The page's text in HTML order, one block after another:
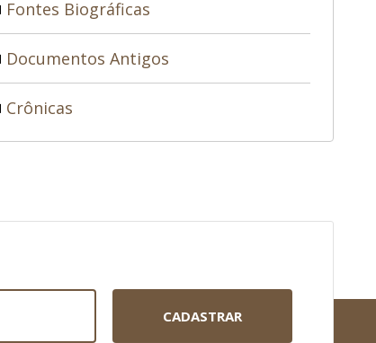
Fontes Biográficas
Documentos Antigos
Crônicas
CADASTRAR